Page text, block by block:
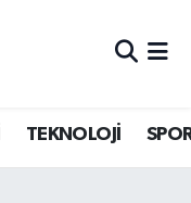
TEKNOLOJİ